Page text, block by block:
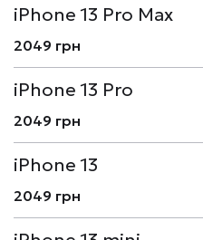
iPhone 13 Pro Max
2049 грн
iPhone 13 Pro
2049 грн
iPhone 13
2049 грн